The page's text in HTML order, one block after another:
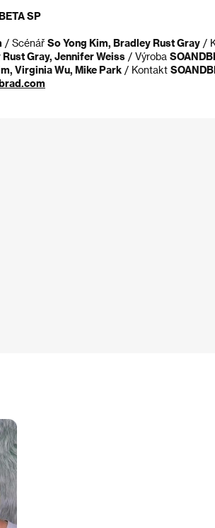
SP
/ Scénář So Yong Kim, Bradley Rust Gray /
Gray, Jennifer Weiss / Výroba
Virginia Wu, Mike Park / Kontakt